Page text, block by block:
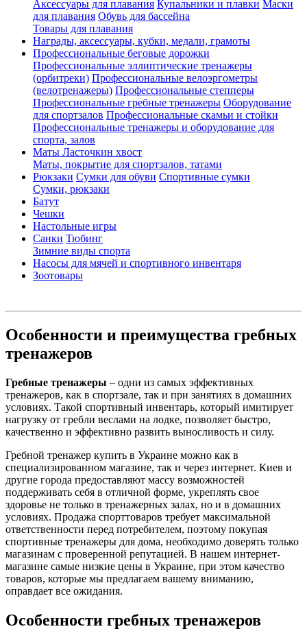
Аксессуары для плавания Купальники и плавки Маски
для плавания Обувь для бассейна
Товары для плавания
Награды, аксессуары, кубки, медали, грамоты
Профессиональные беговые дорожки
Профессиональные эллиптические тренажеры
(орбитреки) Профессиональные велоэргометры
(велотренажеры) Профессиональные cтепперы
Профессиональные гребные тренажеры Оборудование
для спортзалов Профессиональные скамьи и стойки
Профессиональные тренажеры и оборудование для
спорта, залов
Маты Ласточкин хвост
Маты, покрытие для спортзалов, татами
Рюкзаки Сумки для обуви Спортивные сумки
Сумки, рюкзаки
Батут
Чешки
Настольные игры
Санки Тюбинг
Зимние виды спорта
Насосы для мячей и спортивного инвентаря
Зоотовары
Особенности и преимущества гребных
тренажеров
Гребные тренажеры – одни из самых эффективных
тренажеров, как в спортзале, так и при занятиях в домашних
условиях. Такой спортивный инвентарь, который имитирует
нагрузку от гребли веслами на лодке, позволяет быстро,
качественно и эффективно развить выносливость и силу.
Гребной тренажер купить в Украине можно как в
специализированном магазине, так и через интернет. Киев и
другие города предоставляют массу возможностей
поддерживать себя в отличной форме, укреплять свое
здоровье не только в тренажерных залах, но и в домашних
условиях. Продажа спорттоваров требует максимальной
ответственности перед потребителем, поэтому покупая
спортивные тренажеры для дома, необходимо доверять только
магазинам с проверенной репутацией. В нашем интернет-
магазине самые низкие цены в Украине, при этом качество
товаров, которые мы предлагаем вашему вниманию,
оправдает все ожидания.
Особенности гребных тренажеров